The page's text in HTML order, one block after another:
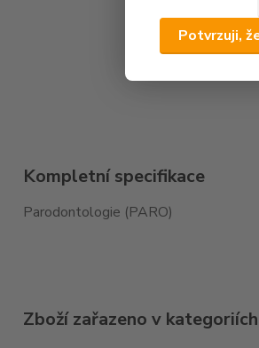
Potvrzuji,
Kompletní specifikace
Parodontologie (PARO)
Zboží zařazeno v kategoriích